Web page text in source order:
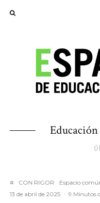
# CON RIGOR Espacio
13 de abril de 2025 · 9 Minutos